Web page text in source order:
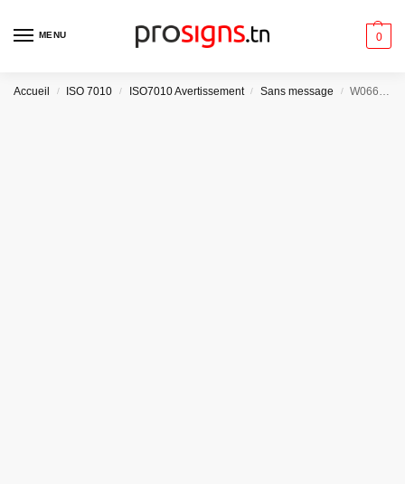
MENU 0
Accueil / ISO 7010 / ISO7010 Avertissement / Sans message / W066 – Danger Plage à forte déclivité